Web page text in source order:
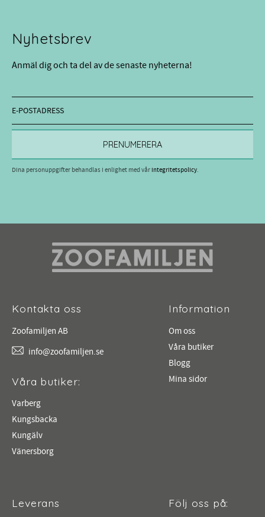
Nyhetsbrev
Anmäl dig och ta del av de senaste nyheterna!
PRENUMERERA
Dina personuppgifter behandlas i enlighet med vårintegritetspolicy.
Kontakta oss
Zoofamiljen AB
info@zoofamiljen.se
Våra butiker:
Varberg
Kungsbacka
Kungälv
Vänersborg
Information
Om oss
Våra butiker
Blogg
Mina sidor
Leverans Följ oss på: